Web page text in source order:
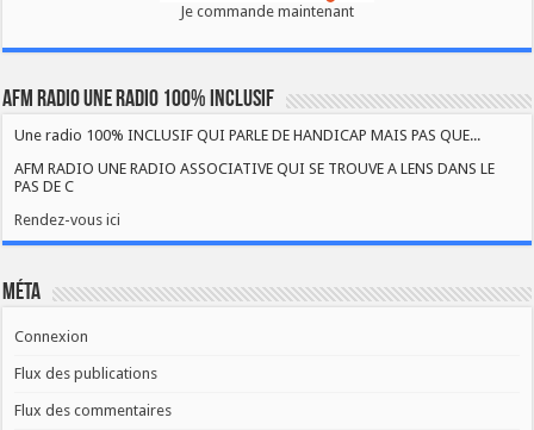
Je commande maintenant
AFM RADIO UNE RADIO 100% INCLUSIF
Une radio 100% INCLUSIF QUI PARLE DE HANDICAP MAIS PAS QUE...
AFM RADIO UNE RADIO ASSOCIATIVE QUI SE TROUVE A LENS DANS LE
PAS DE C
Rendez-vous ici
Méta
Connexion
Flux des publications
Flux des commentaires